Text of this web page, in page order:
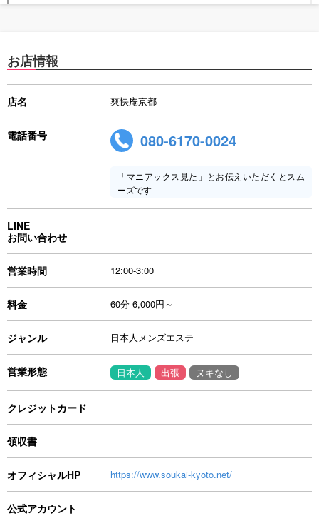
お店情報
店名 爽快庵京都
電話番号 080-6170-0024
「マニアックス見た」とお伝えいただくとスム
ーズです
LINE
お問い合わせ
営業時間 12:00-3:00
料金 60分 6,000円～
ジャンル 日本人メンズエステ
営業形態 日本人 出張 ヌキなし
クレジットカード
領収書
オフィシャルHP https://www.soukai-kyoto.net/
公式アカウント